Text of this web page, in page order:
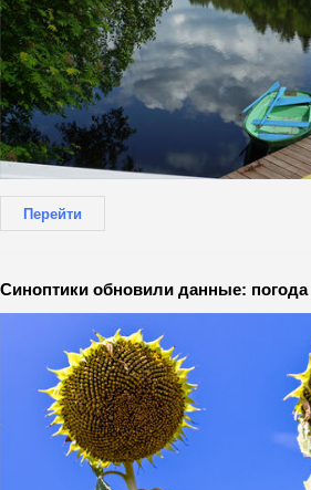
Перейти
Синоптики обновили данные: